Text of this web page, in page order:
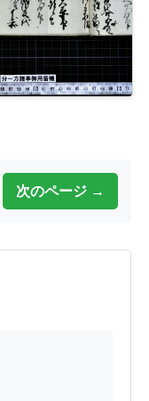
次のページ →